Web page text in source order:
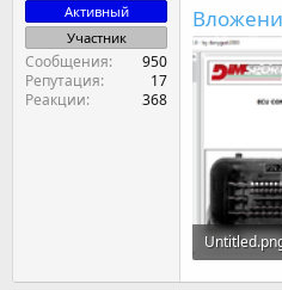
Активный
Участник
Сообщения
950
Репутация
17
Реакции
368
229.6 KB ·